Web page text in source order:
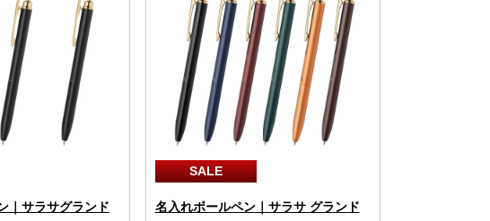
｜サラサグランド
SALE
名入れボールペン｜サラサ グランド